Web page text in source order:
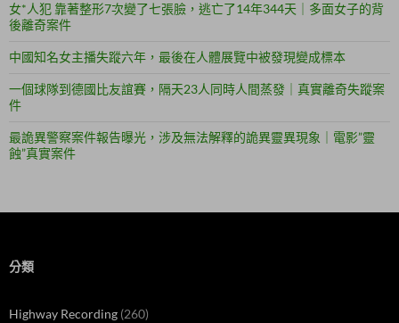
女*人犯 靠著整形7次變了七張臉，逃亡了14年344天｜多面女子的背
後離奇案件
中國知名女主播失蹤六年，最後在人體展覽中被發現變成標本
一個球隊到德國比友誼賽，隔天23人同時人間蒸發｜真實離奇失蹤案
件
最詭異警察案件報告曝光，涉及無法解釋的詭異靈異現象｜電影”靈
蝕”真實案件
分類
Highway Recording (260)